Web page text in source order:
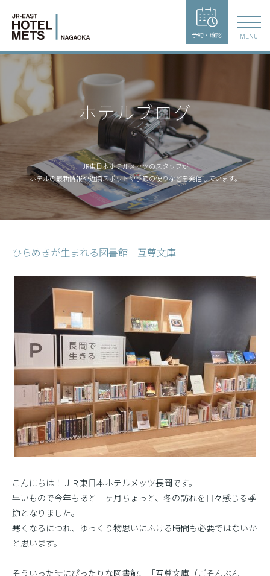
予約・確認 MENU
ホテルブログ
JR東日本ホテルメッツのスタッフが
ホテルの最新情報や近隣スポットや季節の便りなどを発信しています。
ひらめきが生まれる図書館 互尊文庫
こんにちは！ＪＲ東日本ホテルメッツ長岡です。
早いもので今年もあと一ヶ月ちょっと、冬の訪れを日々感じる季
節となりました。
寒くなるにつれ、ゆっくり物思いにふける時間も必要ではないか
と思います。
そういった時にぴったりな図書館、「互尊文庫（ごそんぶん